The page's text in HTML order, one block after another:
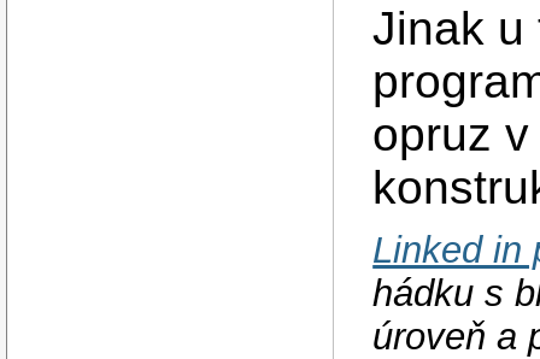
Jinak u
opruz
Linked in
hádku s
úroveň a